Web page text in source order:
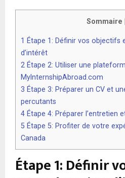
Sommaire
1 Étape 1: Définir vos objectifs
d’intérêt
2 Étape 2: Utiliser une
MyInternshipAbroad.com
3 Étape 3: Préparer un CV et
percutants
4 Étape 4: Préparer l’entretien
5 Étape 5: Profiter de votre
Canada
Étape 1: Définir